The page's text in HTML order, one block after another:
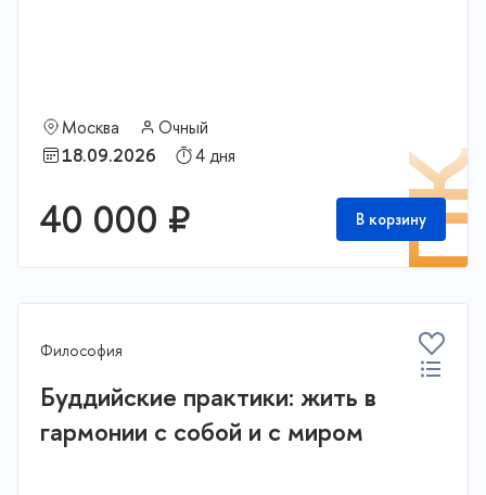
Москва
Очный
18.09.2026
4 дня
40 000 ₽ В корзину
Философия
Буддийские практики: жить в
гармонии с собой и с миром